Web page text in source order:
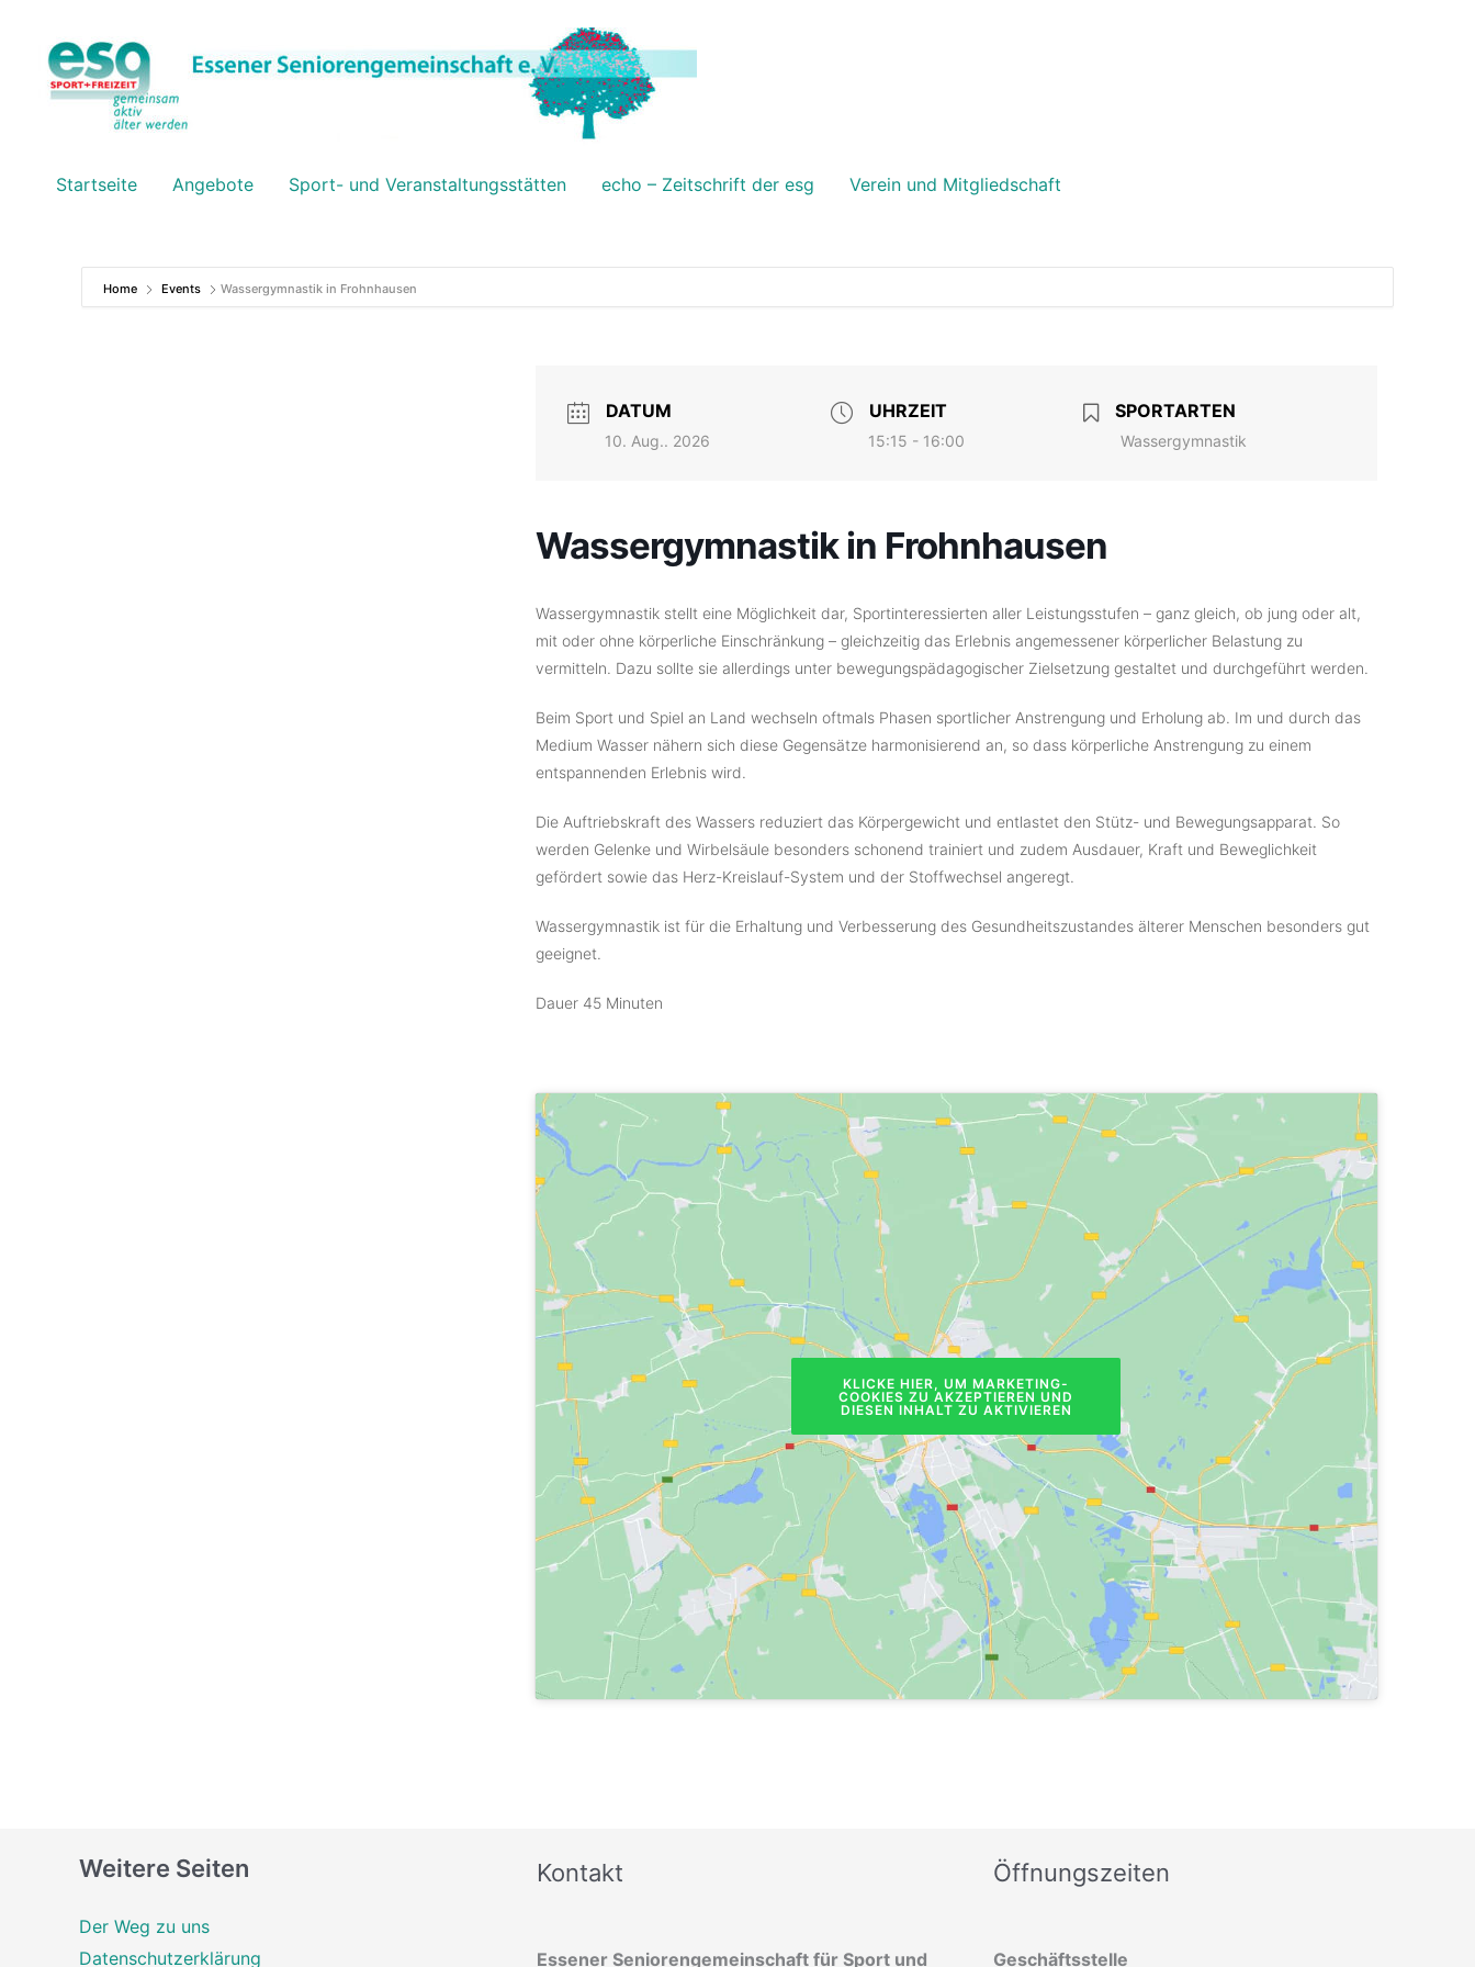
springen
Startseite Angebote Sport- und Veranstaltungsstätten echo – Zeitschrift der esg Verein und Mitgliedschaft
Home Events Wassergymnastik in Frohnhausen
DATUM
10. Aug.. 2026
UHRZEIT
15:15 - 16:00
SPORTARTEN
Wassergymnastik
Wassergymnastik in Frohnhausen
Wassergymnastik stellt eine Möglichkeit dar, Sportinteressierten aller Leistungsstufen – ganz gleich, ob jung oder alt,
mit oder ohne körperliche Einschränkung – gleichzeitig das Erlebnis angemessener körperlicher Belastung zu
vermitteln. Dazu sollte sie allerdings unter bewegungspädagogischer Zielsetzung gestaltet und durchgeführt werden.
Beim Sport und Spiel an Land wechseln oftmals Phasen sportlicher Anstrengung und Erholung ab. Im und durch das
Medium Wasser nähern sich diese Gegensätze harmonisierend an, so dass körperliche Anstrengung zu einem
entspannenden Erlebnis wird.
Die Auftriebskraft des Wassers reduziert das Körpergewicht und entlastet den Stütz- und Bewegungsapparat. So
werden Gelenke und Wirbelsäule besonders schonend trainiert und zudem Ausdauer, Kraft und Beweglichkeit
gefördert sowie das Herz-Kreislauf-System und der Stoffwechsel angeregt.
Wassergymnastik ist für die Erhaltung und Verbesserung des Gesundheitszustandes älterer Menschen besonders gut
geeignet.
Dauer 45 Minuten
KLICKE HIER, UM MARKETING-
COOKIES ZU AKZEPTIEREN UND
DIESEN INHALT ZU AKTIVIEREN
Weitere Seiten
Der Weg zu uns
Datenschutzerklärung
Kontakt
Essener Seniorengemeinschaft für Sport und
Öffnungszeiten
Geschäftsstelle